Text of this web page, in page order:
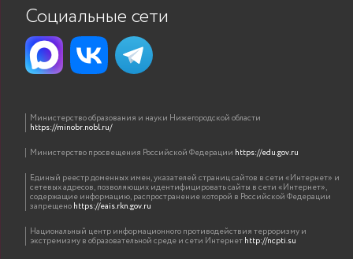
Социальные сети
Министерство образования и науки Нижегородской области
https://minobr.nobl.ru/
Министерство просвещения Российской Федерации https://edu.gov.ru
Единый реестр доменных имен, указателей страниц сайтов в сети «Интернет» и
сетевых адресов, позволяющих идентифицировать сайты в сети «Интернет»,
содержащие информацию, распространение которой в Российской Федерации
запрещеноhttps://eais.rkn.gov.ru
Национальный центр информационного противодействия терроризму и
экстремизму в образовательной среде и сети Интернетhttp://ncpti.su